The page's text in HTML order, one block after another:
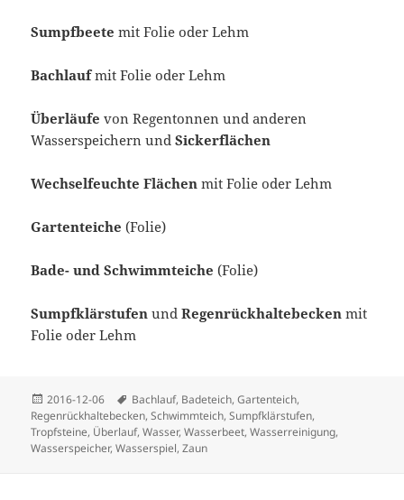
Sumpfbeete mit Folie oder Lehm
Bachlaufmit Folie oder Lehm
Überläufe von Regentonnen und anderen
Wasserspeichern undSickerflächen
Wechselfeuchte Flächen mit Folie oder Lehm
Gartenteiche (Folie)
Bade- und Schwimmteiche (Folie)
Sumpfklärstufen undRegenrückhaltebecken mit
Folie oder Lehm
Veröffentlicht
am
2016-12-06 Schlagwörter
Bachlauf, Badeteich,Gartenteich,
Regenrückhaltebecken,Schwimmteich,Sumpfklärstufen,
Tropfsteine, Überlauf,Wasser,Wasserbeet,Wasserreinigung,
Wasserspeicher,Wasserspiel,Zaun